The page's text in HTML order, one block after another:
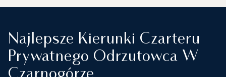
Najlepsze Kierunki Czarteru
Prywatnego Odrzutowca W